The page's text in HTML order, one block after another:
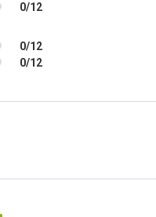
0/12
0/12
0/12